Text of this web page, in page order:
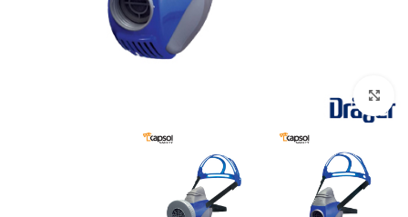
بزرگنمایی تصویر